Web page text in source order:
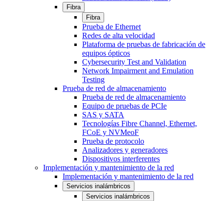
Fibra
Fibra
Prueba de Ethernet
Redes de alta velocidad
Plataforma de pruebas de fabricación de
equipos ópticos
Cybersecurity Test and Validation
Network Impairment and Emulation
Testing
Prueba de red de almacenamiento
Prueba de red de almacenamiento
Equipo de pruebas de PCIe
SAS y SATA
Tecnologías Fibre Channel, Ethernet,
FCoE y NVMeoF
Prueba de protocolo
Analizadores y generadores
Dispositivos interferentes
Implementación y mantenimiento de la red
Implementación y mantenimiento de la red
Servicios inalámbricos
Servicios inalámbricos